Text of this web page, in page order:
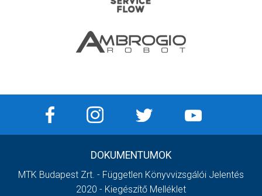
DOKUMENTUMOK
MTK Budapest Zrt. - Független Könyvvizsgálói Jelentés
2020 - Kiegészítő Melléklet